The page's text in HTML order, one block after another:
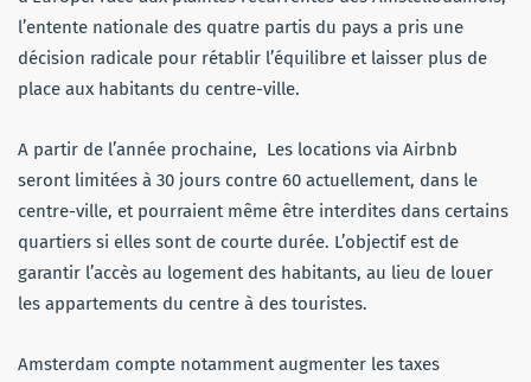
l’entente nationale des quatre partis du pays a pris une
décision radicale pour rétablir l’équilibre et laisser plus de
place aux habitants du centre-ville.
A partir de l’année prochaine, Les locations via Airbnb
seront limitées à 30 jours contre 60 actuellement, dans le
centre-ville, et pourraient même être interdites dans certains
quartiers si elles sont de courte durée. L’objectif est de
garantir l’accès au logement des habitants, au lieu de louer
les appartements du centre à des touristes.
Amsterdam compte notamment augmenter les taxes